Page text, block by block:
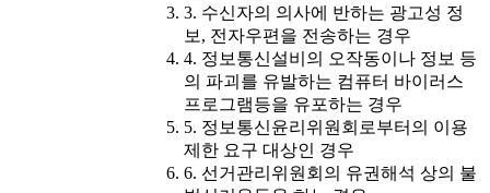
3. 수신자의 의사에 반하는 광고성 정
보, 전자우편을 전송하는 경우
4. 정보통신설비의 오작동이나 정보 등
의 파괴를 유발하는 컴퓨터 바이러스
프로그램등을 유포하는 경우
5. 정보통신윤리위원회로부터의 이용
제한 요구 대상인 경우
6. 선거관리위원회의 유권해석 상의 불